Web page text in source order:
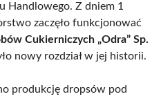
Handlowego. Z dniem 1
zaczęło funkcjonować
Cukierniczych „Odra” Sp.
nowy rozdział w jej historii.
produkcję dropsów pod